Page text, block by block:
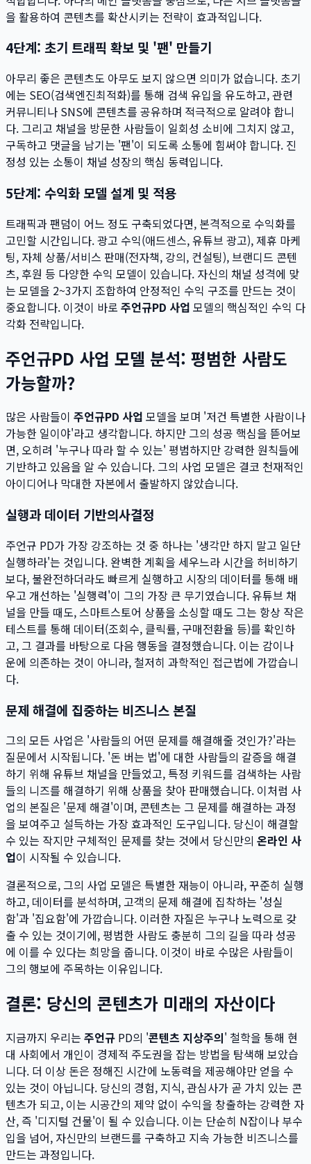
을 활용하여 콘텐츠를 확산시키는 전략이 효과적입니다.
4단계: 초기 트래픽 확보 및 '팬' 만들기
아무리 좋은 콘텐츠도 아무도 보지 않으면 의미가 없습니다. 초기
에는 SEO(검색엔진최적화)를 통해 검색 유입을 유도하고, 관련
커뮤니티나 SNS에 콘텐츠를 공유하며 적극적으로 알려야 합니
다. 그리고 채널을 방문한 사람들이 일회성 소비에 그치지 않고,
구독하고 댓글을 남기는 '팬'이 되도록 소통에 힘써야 합니다. 진
정성 있는 소통이 채널 성장의 핵심 동력입니다.
5단계: 수익화 모델 설계 및 적용
트래픽과 팬덤이 어느 정도 구축되었다면, 본격적으로 수익화를
고민할 시간입니다. 광고 수익(애드센스, 유튜브 광고), 제휴 마케
팅, 자체 상품/서비스 판매(전자책, 강의, 컨설팅), 브랜디드 콘텐
츠, 후원 등 다양한 수익 모델이 있습니다. 자신의 채널 성격에 맞
는 모델을 2~3가지 조합하여 안정적인 수익 구조를 만드는 것이
중요합니다. 이것이 바로 주언규PD 사업 모델의 핵심적인 수익 다
각화 전략입니다.
주언규PD 사업 모델 분석: 평범한 사람도
가능할까?
많은 사람들이 주언규PD 사업 모델을 보며 '저건 특별한 사람이나
가능한 일이야'라고 생각합니다. 하지만 그의 성공 핵심을 뜯어보
면, 오히려 '누구나 따라 할 수 있는' 평범하지만 강력한 원칙들에
기반하고 있음을 알 수 있습니다. 그의 사업 모델은 결코 천재적인
아이디어나 막대한 자본에서 출발하지 않았습니다.
실행과 데이터 기반의사결정
주언규 PD가 가장 강조하는 것 중 하나는 '생각만 하지 말고 일단
실행하라'는 것입니다. 완벽한 계획을 세우느라 시간을 허비하기
보다, 불완전하더라도 빠르게 실행하고 시장의 데이터를 통해 배
우고 개선하는 '실행력'이 그의 가장 큰 무기였습니다. 유튜브 채
널을 만들 때도, 스마트스토어 상품을 소싱할 때도 그는 항상 작은
테스트를 통해 데이터(조회수, 클릭률, 구매전환율 등)를 확인하
고, 그 결과를 바탕으로 다음 행동을 결정했습니다. 이는 감이나
운에 의존하는 것이 아니라, 철저히 과학적인 접근법에 가깝습니
다.
문제 해결에 집중하는 비즈니스 본질
그의 모든 사업은 '사람들의 어떤 문제를 해결해줄 것인가?'라는
질문에서 시작됩니다. '돈 버는 법'에 대한 사람들의 갈증을 해결
하기 위해 유튜브 채널을 만들었고, 특정 키워드를 검색하는 사람
들의 니즈를 해결하기 위해 상품을 찾아 판매했습니다. 이처럼 사
업의 본질은 '문제 해결'이며, 콘텐츠는 그 문제를 해결하는 과정
을 보여주고 설득하는 가장 효과적인 도구입니다. 당신이 해결할
수 있는 작지만 구체적인 문제를 찾는 것에서 당신만의 온라인 사
업이 시작될 수 있습니다.
결론적으로, 그의 사업 모델은 특별한 재능이 아니라, 꾸준히 실행
하고, 데이터를 분석하며, 고객의 문제 해결에 집착하는 '성실
함'과 '집요함'에 가깝습니다. 이러한 자질은 누구나 노력으로 갖
출 수 있는 것이기에, 평범한 사람도 충분히 그의 길을 따라 성공
에 이를 수 있다는 희망을 줍니다. 이것이 바로 수많은 사람들이
그의 행보에 주목하는 이유입니다.
결론: 당신의 콘텐츠가 미래의 자산이다
지금까지 우리는 주언규 PD의 '콘텐츠 지상주의' 철학을 통해 현
대 사회에서 개인이 경제적 주도권을 잡는 방법을 탐색해 보았습
니다. 더 이상 돈은 정해진 시간에 노동력을 제공해야만 얻을 수
있는 것이 아닙니다. 당신의 경험, 지식, 관심사가 곧 가치 있는 콘
텐츠가 되고, 이는 시공간의 제약 없이 수익을 창출하는 강력한 자
산, 즉 '디지털 건물'이 될 수 있습니다. 이는 단순히 N잡이나 부수
입을 넘어, 자신만의 브랜드를 구축하고 지속 가능한 비즈니스를
만드는 과정입니다.